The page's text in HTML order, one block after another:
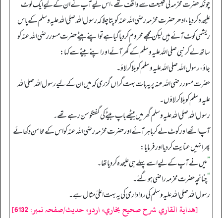
چونکہ حضرت مخرمہ کی طبیعت سے واقف تھے، اس لیے آپ نے ان کے لیے ایک کوٹ
علیحدہ کر دیا، ادھر حضرت مخرمہ رضی اللہ عنہ کو پتا چلا کہ رسول اللہ صلی اللہ علیہ وسلم کے پاس
ریشمی کوٹ آئے ہیں لیکن مجھے محروم کر دیا گیا ہے تو اپنے بیٹے حضرت مسور رضی اللہ عنہ کو
ساتھ لے کر نبی صلی اللہ علیہ وسلم کے گھر آئے اور اپنے بیٹے سے کہا:
جاؤ، رسول اللہ صلی اللہ علیہ وسلم کو بلا کر لاؤ۔
حضرت مسور رضی اللہ عنہ پر یہ بات بہت گراں گزری کہ میں ان کے لیے رسول اللہ صلی اللہ
علیہ وسلم کو بلا کر لاؤں۔
رسول اللہ صلی اللہ علیہ وسلم گھر میں بیٹھے باپ بیٹے کی گفتگو سن رہے تھے۔
آپ اٹھے اور کوٹ لے کر باہر آئے اور حضرت مخرمہ رضی اللہ عنہ کو اس کے محاسن دکھائے
پھر انہیں عنایت کر دیا اور فرمایا:
”میں نے آپ کے لیے اسے پہلے ہی علیحدہ کر دیا تھا۔
“چنانچہ حضرت مخرمہ راضی ہو گئے۔
رسول اللہ صلی اللہ علیہ وسلم کی رواداری کی یہ بہت اعلیٰ مثال ہے۔
[هداية القاري شرح صحيح بخاري، اردو، حدیث/صفحہ نمبر: 6132]